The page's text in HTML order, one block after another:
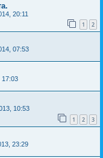
20:11
1 2
07:53
17:03
10:53
1 2 3
23:29